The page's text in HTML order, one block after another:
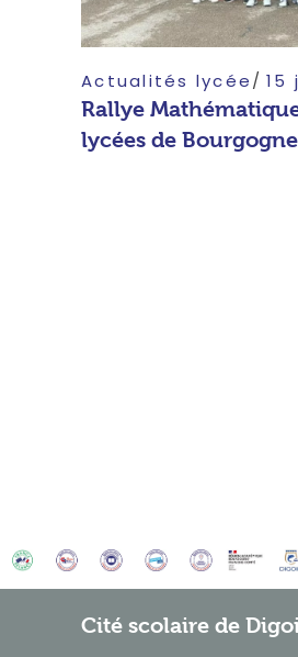
Actualités lycée 15
Rallye
lycées de
Cité scolaire de